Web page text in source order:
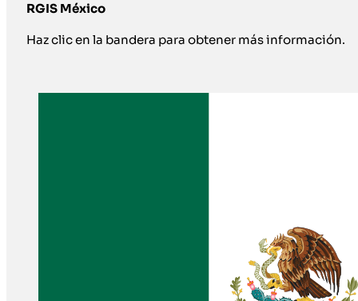
RGIS México
Haz clic en la bandera para obtener más información.